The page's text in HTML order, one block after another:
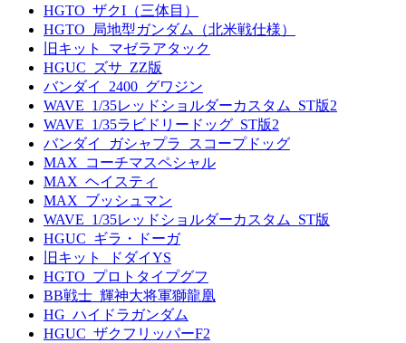
HGTO_ザクI（三体目）
HGTO_局地型ガンダム（北米戦仕様）
旧キット_マゼラアタック
HGUC_ズサ_ZZ版
バンダイ_2400_グワジン
WAVE_1/35レッドショルダーカスタム_ST版2
WAVE_1/35ラビドリードッグ_ST版2
バンダイ_ガシャプラ_スコープドッグ
MAX_コーチマスペシャル
MAX_ヘイスティ
MAX_ブッシュマン
WAVE_1/35レッドショルダーカスタム_ST版
HGUC_ギラ・ドーガ
旧キット_ドダイYS
HGTO_プロトタイプグフ
BB戦士_輝神大将軍獅龍凰
HG_ハイドラガンダム
HGUC_ザクフリッパーF2